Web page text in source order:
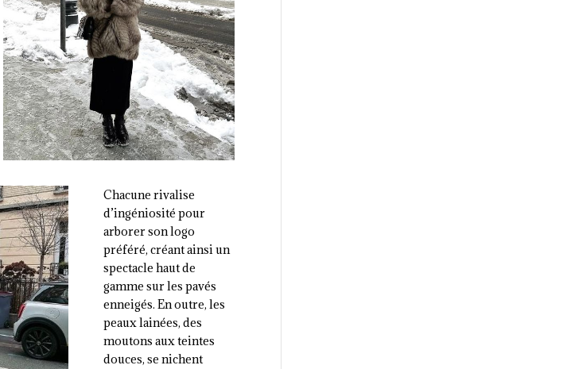
Chacune rivalise
d’ingéniosité pour
arborer son logo
préféré, créant ainsi un
spectacle haut de
gamme sur les pavés
enneigés. En outre, les
peaux lainées, des
moutons aux teintes
douces, se nichent